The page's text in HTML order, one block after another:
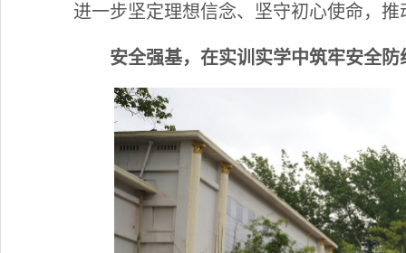
进一步坚定理想信念、坚守初心使命，
安全强基，在实训实学中筑牢安全防